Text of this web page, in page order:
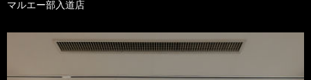
マルエー部入道店